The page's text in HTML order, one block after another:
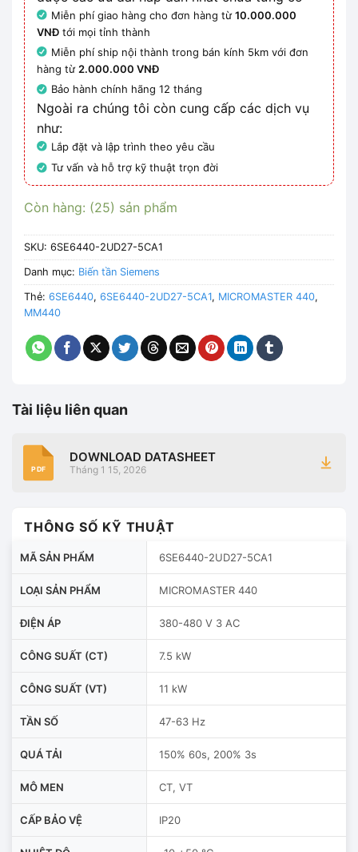
Miễn phí giao hàng cho đơn hàng từ10.000.000
VNĐ tới mọi tỉnh thành
Miễn phí ship nội thành trong bán kính 5km với đơn
hàng từ2.000.000 VNĐ
Bảo hành chính hãng 12 tháng
Ngoài ra chúng tôi còn cung cấp các dịch vụ
như:
Lắp đặt và lập trình theo yêu cầu
Tư vấn và hỗ trợ kỹ thuật trọn đời
Còn hàng: (25) sản phẩm
SKU: 6SE6440-2UD27-5CA1
Danh mục: Biến tần Siemens
Thẻ: 6SE6440, 6SE6440-2UD27-5CA1, MICROMASTER 440,
MM440
Tài liệu liên quan
PDF
DOWNLOAD DATASHEET
Tháng 1 15, 2026
THÔNG SỐ KỸ THUẬT
MÃ SẢN PHẨM 6SE6440-2UD27-5CA1
LOẠI SẢN PHẨM MICROMASTER 440
ĐIỆN ÁP 380-480 V 3 AC
CÔNG SUẤT (CT) 7.5 kW
CÔNG SUẤT (VT) 11 kW
TẦN SỐ 47-63 Hz
QUÁ TẢI 150% 60s, 200% 3s
MÔ MEN CT, VT
CẤP BẢO VỆ IP20